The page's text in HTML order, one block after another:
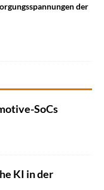
der
SoCs
KI in der